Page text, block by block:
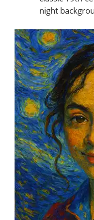
night